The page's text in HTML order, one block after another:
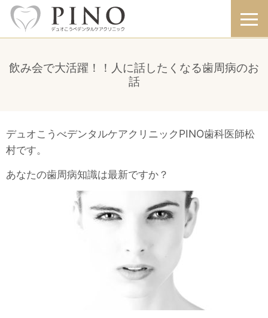
飲み会で大活躍！！人に話したくなる歯周病のお
話
デュオこうべデンタルケアクリニックPINO歯科医師松
村です。
あなたの歯周病知識は最新ですか？